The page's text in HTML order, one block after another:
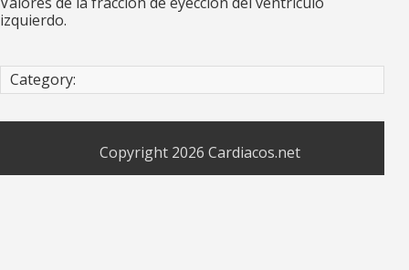
izquierdo.
Category:
Copyright 2026 Cardiacos.net